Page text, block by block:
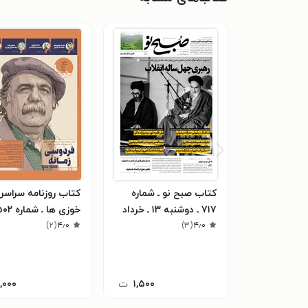
کتاب صبح نو ـ شماره
۷۱۷ ـ دوشنبه ۱۳ ـ خرداد
۹۸ ۴٫۰(۳)
۱,۵۰۰ ت
کتاب روزنامه
چهارشنبه ۲۸ دی ماه ۱۴۰۱
۴٫۰(۲)